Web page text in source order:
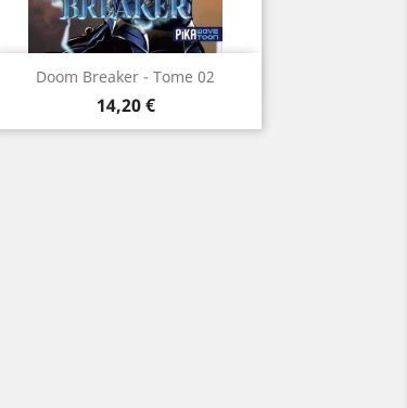
Doom Breaker - Tome 02
Prix
14,20 €
 Aperçu rapide